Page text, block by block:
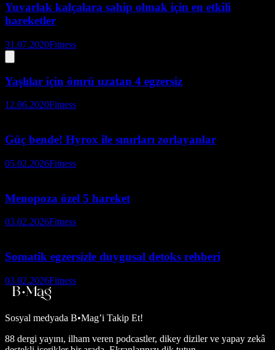
Yuvarlak kalçalara sahip olmak için en etkili
hareketler
31.07.2020Fitness
Yaşlılar için ömrü uzatan 4 egzersiz
12.06.2020Fitness
Güç bende! Hyrox ile sınırları zorlayanlar
05.02.2026Fitness
Menopoza özel 5 hareket
03.02.2026Fitness
Somatik egzersizle duygusal detoks rehberi
03.02.2026Fitness
Sosyal medyada B•Mag’i Takip Et!
88 dergi yayını, ilham veren podcastler, dikey diziler ve yapay zekâ